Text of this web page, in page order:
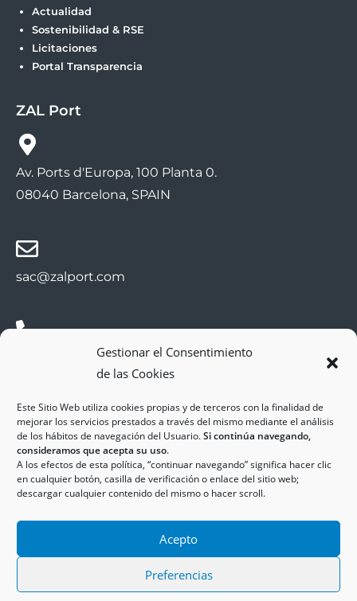
Gestionar el Consentimiento
de las Cookies
Este Sitio Web utiliza cookies propias y de terceros con la finalidad de
mejorar los servicios prestados a través del mismo mediante el análisis
de los hábitos de navegación del Usuario.Si continúa navegando,
consideramos que acepta su uso.
A los efectos de esta política, “continuar navegando” significa hacer clic
en cualquier botón, casilla de verificación o enlace del sitio web;
descargar cualquier contenido del mismo o hacer scroll.
Acepto
Preferencias
Actualidad
Sostenibilidad & RSE
Licitaciones
Portal Transparencia
ZAL Port
Av. Ports d'Europa, 100 Planta 0.
08040 Barcelona, SPAIN
sac@zalport.com
(+34) 93 552 58 26
Política de Cookies
Política de Privacidad